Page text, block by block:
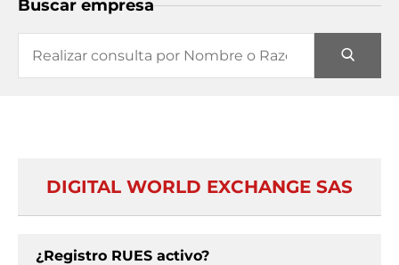
Buscar empresa
DIGITAL WORLD EXCHANGE SAS
¿Registro RUES activo?